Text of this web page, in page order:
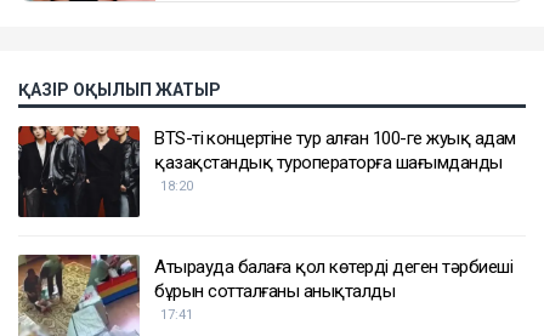
ҚАЗІР ОҚЫЛЫП ЖАТЫР
BTS-тің концертіне тур алған 100-ге жуық адам
қазақстандық туроператорға шағымданды
18:20
Атырауда балаға қол көтерді деген тәрбиеші
бұрын сотталғаны анықталды
17:41